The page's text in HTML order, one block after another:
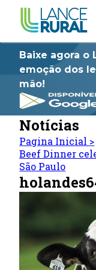
Baixe agora o
emoção dos
mão!
Notícias
Pagina Inicial >
Beef Dinner
São Paulo